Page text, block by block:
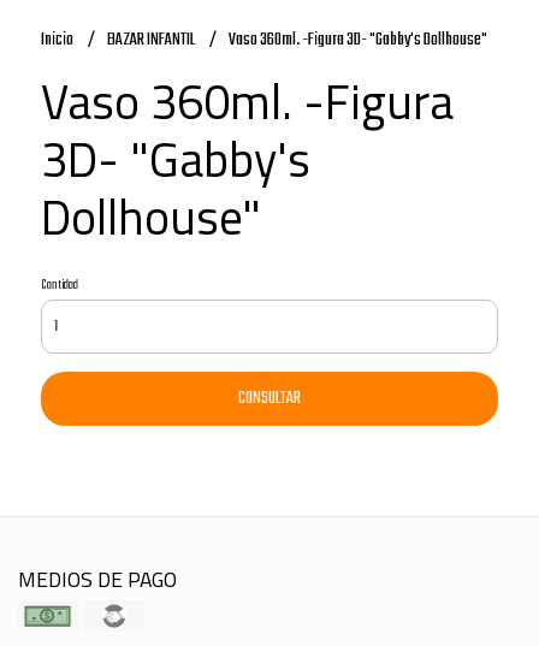
Inicio BAZAR INFANTIL Vaso 360ml. -Figura 3D- "Gabby's Dollhouse"
Vaso 360ml. -Figura
3D- "Gabby's
Dollhouse"
Cantidad
CONSULTAR
MEDIOS DE PAGO